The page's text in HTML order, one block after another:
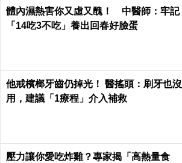
體內濕熱害你又虛又醜！ 中醫師：牢記
「14吃3不吃」養出回春好臉蛋
他戒檳榔牙齒仍掉光！ 醫搖頭：刷牙也沒
用，建議「1療程」介入補救
壓力讓你愛吃炸雞？專家揭「高熱量食